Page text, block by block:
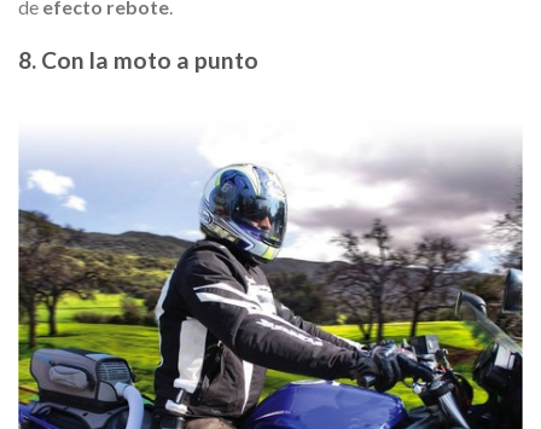
de efecto rebote
8. Con la moto a punto